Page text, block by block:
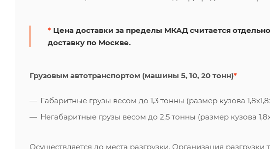
* Цена доставки за пределы МКАД считается
доставку по Москве.
Грузовым автотранспортом (машины 5, 10, 20 тонн)*
Габаритные грузы весом до 1,3 тонны (размер кузова
Негабаритные грузы весом до 2,5 тонны (размер кузова
Осуществляется до места разгрузки. Организация